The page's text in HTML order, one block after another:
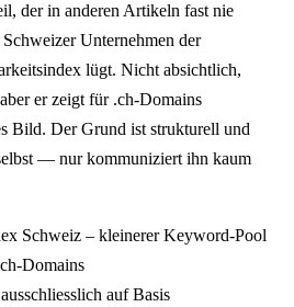
der in anderen Artikeln fast nie
Unternehmen der
lügt. Nicht absichtlich,
er zeigt für .ch-Domains
Bild. Der Grund ist strukturell und
— nur kommuniziert ihn kaum
auf Basis